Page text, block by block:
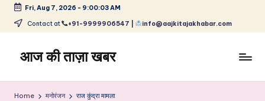
Skip
content
Fri, Aug 7, 2026 - 9:00:04 AM
Contact at +91-9999906547 | info@aajkitajakhabar.com
आज की ताज़ा खबर
Home मनोरंजन राज कुंद्रा मामला